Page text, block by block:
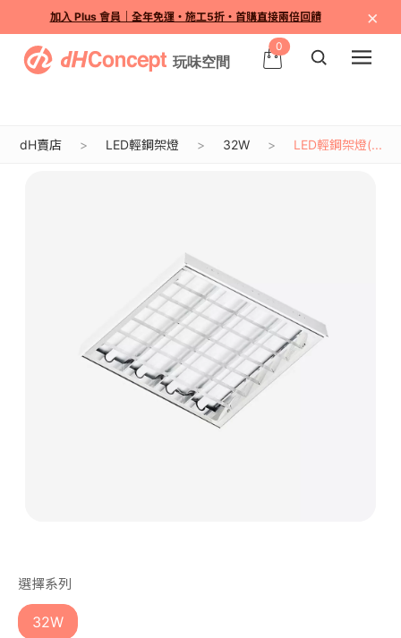
加入 Plus 會員｜全年免運・施工5折・首購直接兩倍回饋 ×
0
dH賣店 LED輕鋼架燈 32W LED輕鋼架燈(...
選擇系列
32W